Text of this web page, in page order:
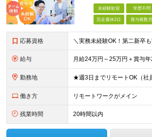
未経験歓迎 学歴不問
完全週休2日 賞与複数月
応募資格
給与
勤務地
働き方 リモートワークがメイン
残業時間 20時間以内